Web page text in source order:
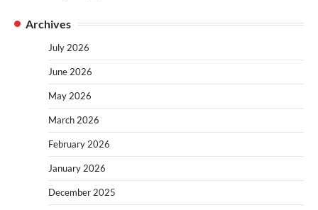
Archives
July 2026
June 2026
May 2026
March 2026
February 2026
January 2026
December 2025